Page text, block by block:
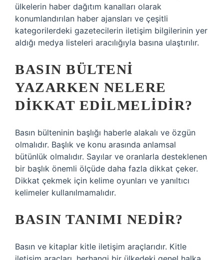
ülkelerin haber dağıtım kanalları olarak
konumlandırılan haber ajansları ve çeşitli
kategorilerdeki gazetecilerin iletişim bilgilerinin yer
aldığı medya listeleri aracılığıyla basına ulaştırılır.
BASIN BÜLTENI
YAZARKEN NELERE
DIKKAT EDILMELIDIR?
Basın bülteninin başlığı haberle alakalı ve özgün
olmalıdır. Başlık ve konu arasında anlamsal
bütünlük olmalıdır. Sayılar ve oranlarla desteklenen
bir başlık önemli ölçüde daha fazla dikkat çeker.
Dikkat çekmek için kelime oyunları ve yanıltıcı
kelimeler kullanılmamalıdır.
BASIN TANIMI NEDIR?
Basın ve kitaplar kitle iletişim araçlarıdır. Kitle